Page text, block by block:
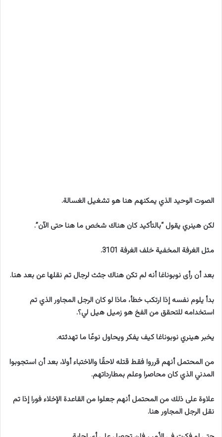
الصوت الوحيد الذي يمكنهم هنا هو تشغيل الغسالة.
لكن هينري يقول “بالتأكيد كان هناك شخص ما هنا حتى الآن”.
مثل الغرفة المخفية خلف الغرفة 3101.
بعد أن رأى نوبوناغا أنه لم تكن هناك جثث لرجال تم نقلها عن بعد هنا.
بدأ يلوم نفسه إذا ارتكب خطأ، ماذا لو كان الرجل المجاور الذي تم
استخدامه للتحقق من الفخ هو زميل هيل لي؟.
يخبر هينري نوبوناغا كيف يفكر ويحاول نوعًا ما تهدئته.
من المحتمل أنهم قرروا فقط قتله لاحقًا والاختباء أولا، بعد أن استجوبوا
المدني الذي كان محاصرا وعلم بمطارداتهم.
علاوة على ذلك من المحتمل أنهم جعلوا من القاعدة الإخلاء فورا إذا تم
نقل الرجل المجاور هنا.